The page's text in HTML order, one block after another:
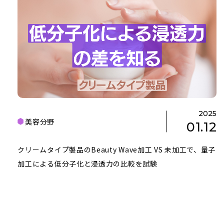
美容分野
2025
01.12
クリームタイプ製品のBeauty Wave加工 VS 未加工で、量子
加工による低分子化と浸透力の比較を試験